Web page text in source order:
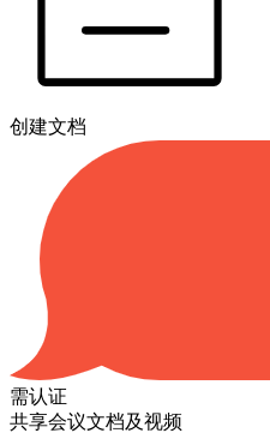
创建文档
需认证
共享会议文档及视频